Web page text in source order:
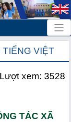
TIẾNG VIỆT
Lượt xem: 3528
TÁC XÃ